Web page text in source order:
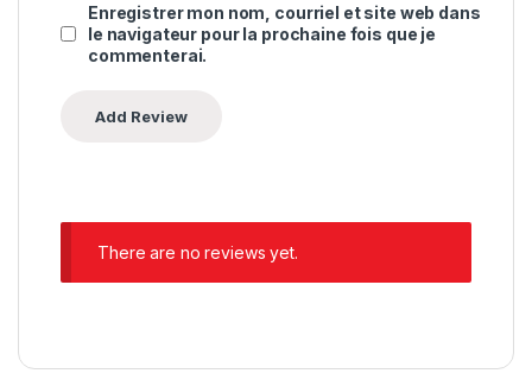
Enregistrer mon nom, courriel et site web dans
le navigateur pour la prochaine fois que je
commenterai.
There are no reviews yet.